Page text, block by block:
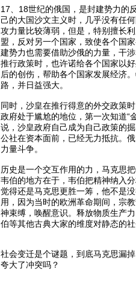
17、18世纪的俄国，是封建势力的
己的大国沙文主义时，几乎没有任
攻力量比较薄弱，但是，特别擅长
盟，反对另一个国家，致使各个国
建势力也需要借助沙俄的力量，干
推行政策时，也许诺给各个国家以
后的创伤，帮助各个国家发展经济
路，并日益强大。
同时，沙皇在推行得意的外交政策
政府处于尴尬的地位，第一次知道“
说，沙皇政府自己成为自己政策的
公社在资本面前，已经无力抵抗。
力量斗争。
历史是一个交互作用的力，马克思
韦伯的地方在于，韦伯把精神纳入
觉得还是马克思更胜一筹，他不是
用，因为当时的欧洲革命期间，宗
神束缚，唤醒意识。释放物质生产
伯等其他古典大家的维度对静态的
社会变迁是个谜题，到底马克思漏
夸大了冲突吗？